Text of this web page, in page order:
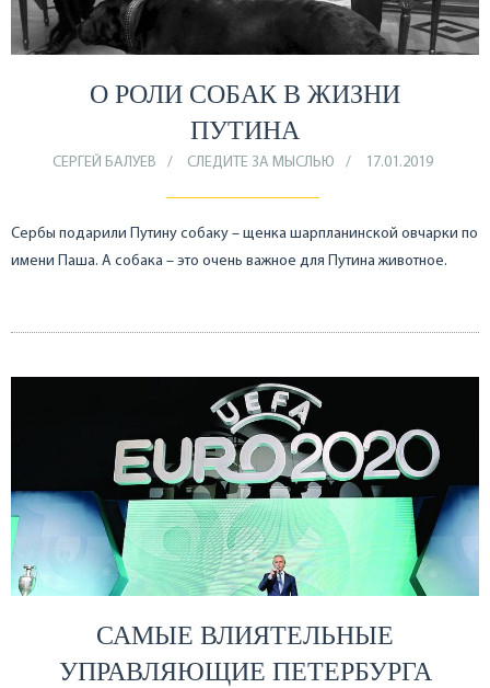
О РОЛИ СОБАК В ЖИЗНИ
ПУТИНА
СЕРГЕЙ БАЛУЕВ СЛЕДИТЕ ЗА МЫСЛЬЮ 17.01.2019
Сербы подарили Путину собаку – щенка шарпланинской овчарки по
имени Паша. А собака – это очень важное для Путина животное.
САМЫЕ ВЛИЯТЕЛЬНЫЕ
УПРАВЛЯЮЩИЕ ПЕТЕРБУРГА